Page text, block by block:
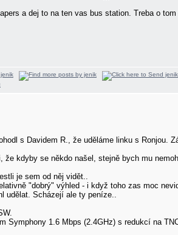
a dej to na ten vas bus station. Treba o
s Davidem R., že uděláme linku s
kdyby se někdo našel, stejně bych mu
je sem od něj vidět..
"dobrý" výhled - i když toho zas moc
udělat. Scházejí ale ty peníze..
Symphony 1.6 Mbps (2.4GHz) s redukcí na